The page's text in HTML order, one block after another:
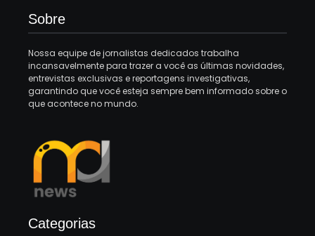
Sobre
Nossa equipe de jornalistas dedicados trabalha
incansavelmente para trazer a você as últimas novidades,
entrevistas exclusivas e reportagens investigativas,
garantindo que você esteja sempre bem informado sobre o
que acontece no mundo.
Categorias